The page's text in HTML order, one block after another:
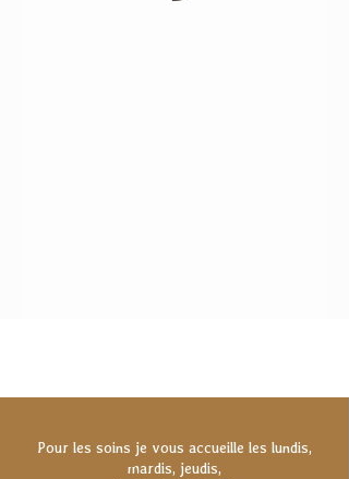
Pour les soins je vous accueille les lundis,
mardis, jeudis,